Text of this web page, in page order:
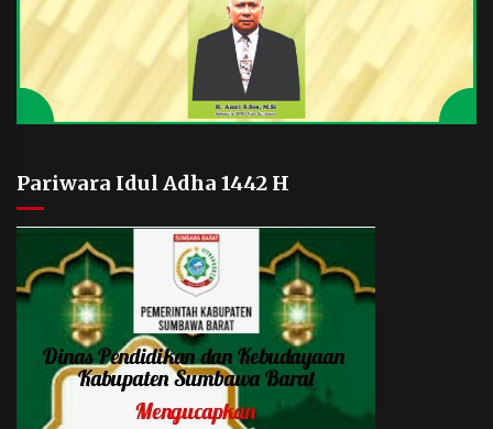
Pariwara Idul Adha 1442 H